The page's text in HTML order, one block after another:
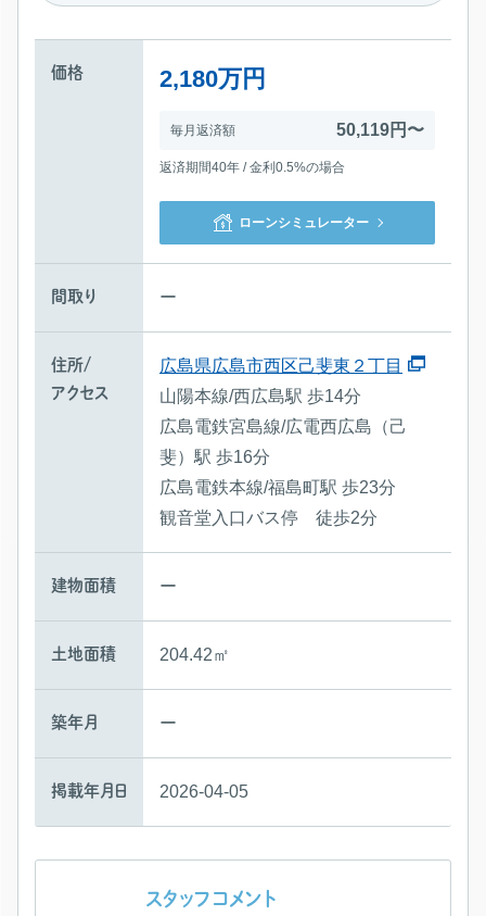
価格 2,180万円
毎月返済額 50,119円〜
返済期間40年 / 金利0.5%の場合
ローンシミュレーター
間取り ー
住所/
アクセス
広島県広島市西区己斐東２丁目
山陽本線/西広島駅 歩14分
広島電鉄宮島線/広電西広島（己
斐）駅 歩16分
広島電鉄本線/福島町駅 歩23分
観音堂入口バス停 徒歩2分
建物面積 ー
土地面積 204.42㎡
築年月 ー
掲載年月日 2026-04-05
スタッフコメント